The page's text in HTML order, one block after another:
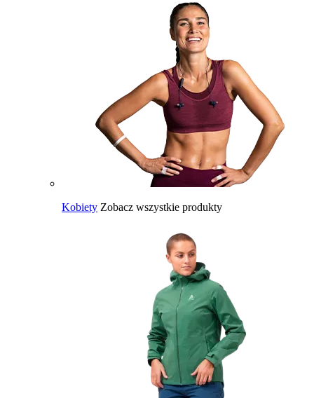
Kobiety Zobacz wszystkie produkty